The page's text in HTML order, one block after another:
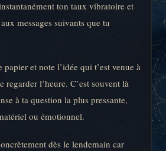
ton taux vibratoire et
messages suivants que tu
et note l’idée qui t’est venue à
regarder l’heure. C’est souvent là
à ta question la plus pressante,
ou émotionnel.
dès le lendemain car